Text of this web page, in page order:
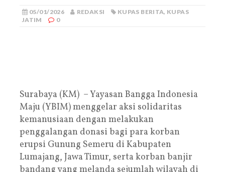
05/01/2026 REDAKSI KUPAS BERITA, KUPAS
JATIM
0
Surabaya (KM) – Yayasan Bangga Indonesia
Maju (YBIM) menggelar aksi solidaritas
kemanusiaan dengan melakukan
penggalangan donasi bagi para korban
erupsi Gunung Semeru di Kabupaten
Lumajang, Jawa Timur, serta korban banjir